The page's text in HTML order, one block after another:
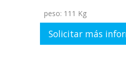
peso: 111 Kg
Solicitar más